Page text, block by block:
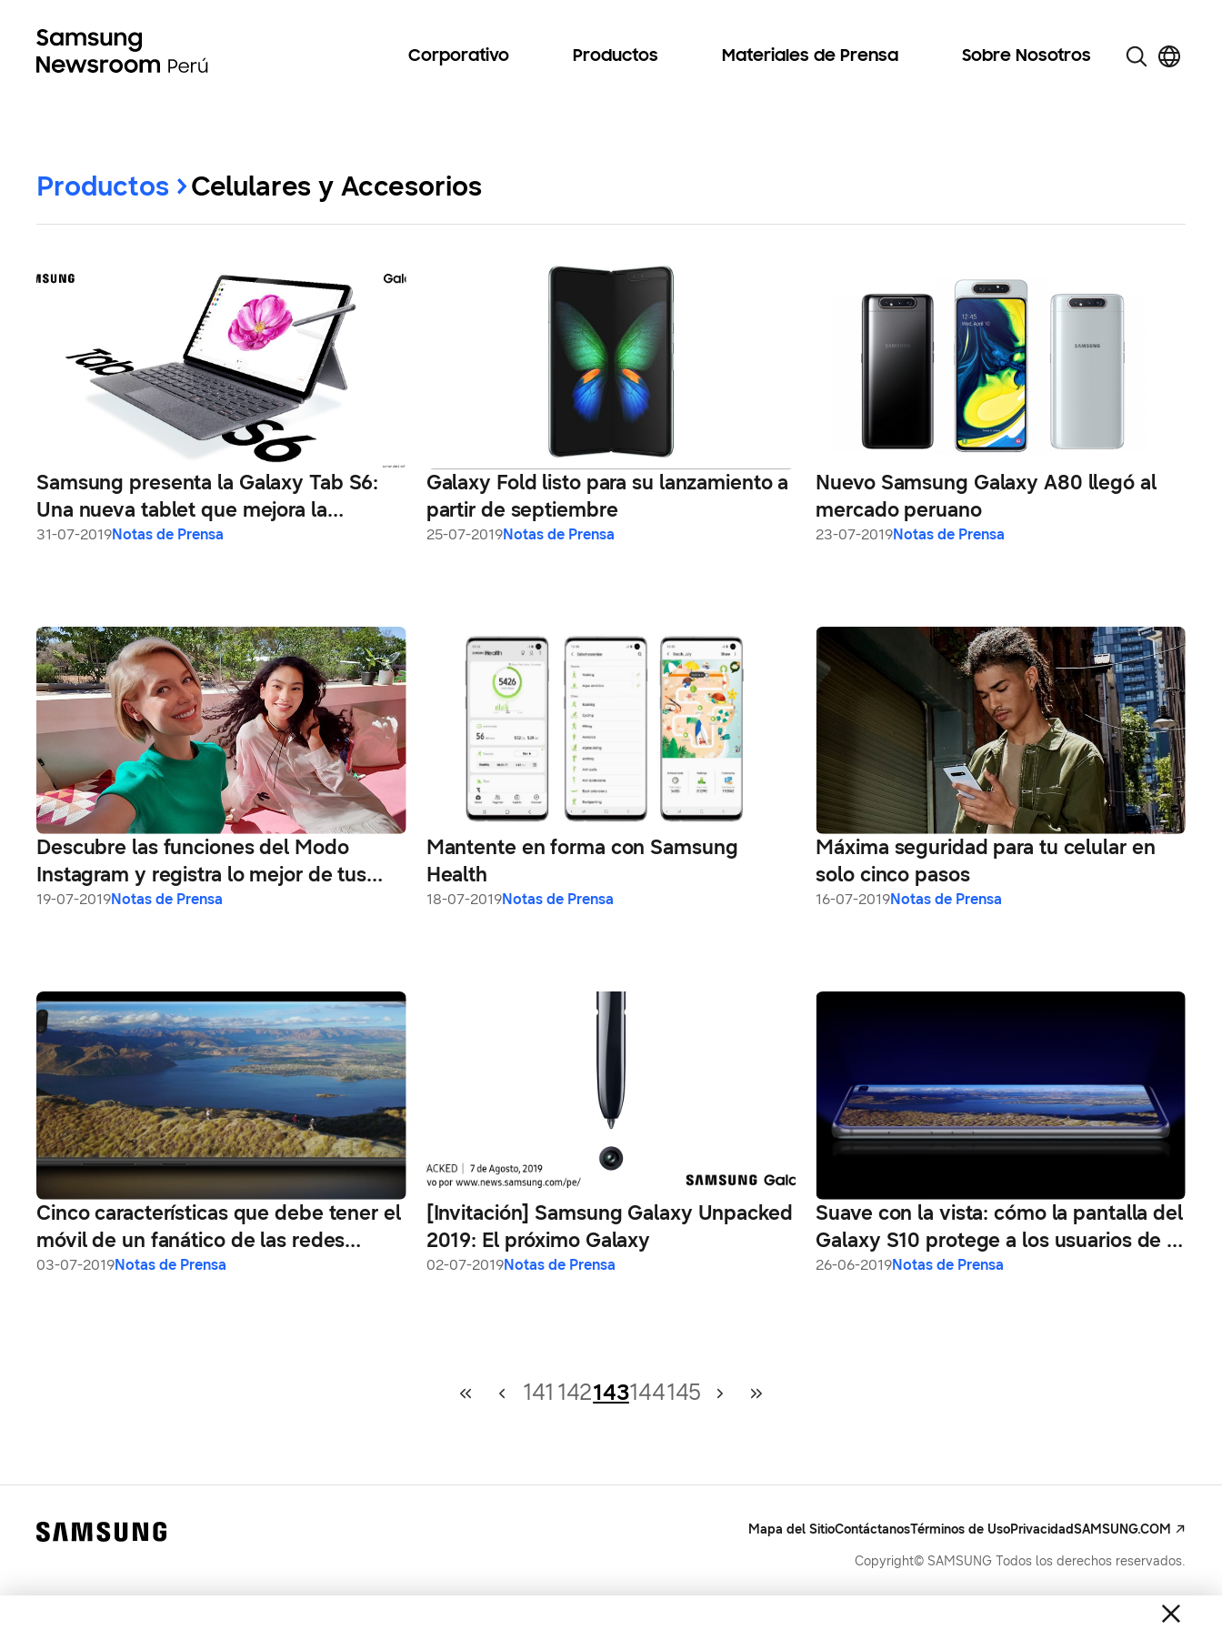
Corporativo Productos Materiales de Prensa Sobre Nosotros
Productos Celulares y Accesorios
Samsung presenta la Galaxy Tab S6:
Una nueva tablet que mejora la
creatividad y productividad
31-07-2019Notas de Prensa
Galaxy Fold listo para su lanzamiento a
partir de septiembre
25-07-2019Notas de Prensa
Nuevo Samsung Galaxy A80 llegó al
mercado peruano
23-07-2019Notas de Prensa
Descubre las funciones del Modo
Instagram y registra lo mejor de tus
viajes
19-07-2019Notas de Prensa
Mantente en forma con Samsung
Health
18-07-2019Notas de Prensa
Máxima seguridad para tu celular en
solo cinco pasos
16-07-2019Notas de Prensa
Cinco características que debe tener el
móvil de un fanático de las redes
sociales
03-07-2019Notas de Prensa
[Invitación] Samsung Galaxy Unpacked
2019: El próximo Galaxy
02-07-2019Notas de Prensa
Suave con la vista: cómo la pantalla del
Galaxy S10 protege a los usuarios de la
luz azul
26-06-2019Notas de Prensa
141 142143144145
Mapa del SitioContáctanosTérminos de UsoPrivacidadSAMSUNG.COM
Copyright© SAMSUNG Todos los derechos reservados.